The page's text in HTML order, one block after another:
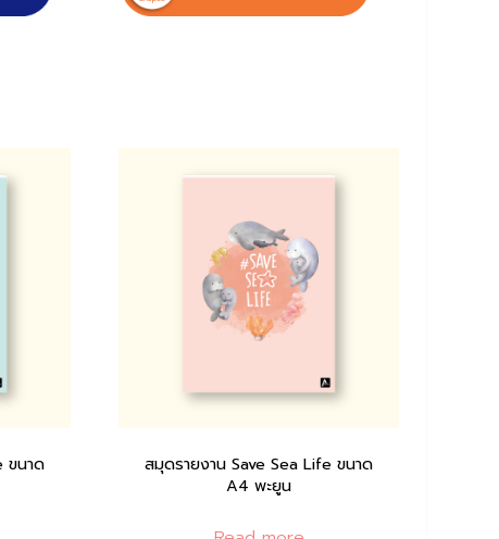
ขนาด
สมุดรายงาน Save Sea Life ขนาด
A4 พะยูน